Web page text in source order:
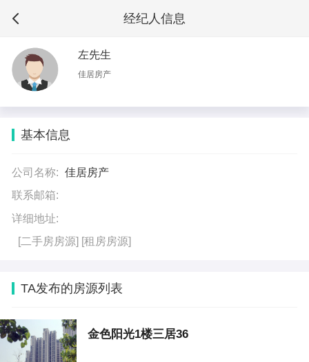
经纪人信息
左先生
佳居房产
基本信息
公司名称: 佳居房产
联系邮箱:
详细地址:
[二手房房源] [租房房源]
TA发布的房源列表
金色阳光1楼三居36